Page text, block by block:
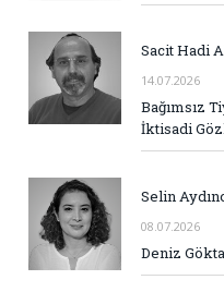
Sacit Hadi
14.07.2026
Bağımsız
İktisadi
Selin
08.07.2026
Deniz